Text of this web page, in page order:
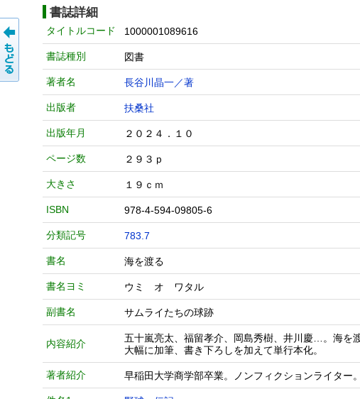
書誌詳細
タイトルコード 1000001089616
書誌種別 図書
著者名 長谷川晶一／著
出版者 扶桑社
出版年月 ２０２４．１０
ページ数 ２９３ｐ
大きさ １９ｃｍ
ISBN 978-4-594-09805-6
分類記号 783.7
書名 海を渡る
書名ヨミ ウミ オ ワタル
副書名 サムライたちの球跡
内容紹介
五十嵐亮太、福留孝介、岡島秀樹、井川慶…。海を
大幅に加筆、書き下ろしを加えて単行本化。
著者紹介 早稲田大学商学部卒業。ノンフィクションライター